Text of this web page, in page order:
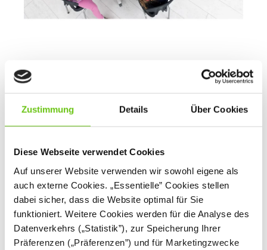
Zustimmung Details Über Cookies
Diese Webseite verwendet Cookies
Auf unserer Website verwenden wir sowohl eigene als
auch externe Cookies. „Essentielle” Cookies stellen
dabei sicher, dass die Website optimal für Sie
funktioniert. Weitere Cookies werden für die Analyse des
Datenverkehrs („Statistik”), zur Speicherung Ihrer
Präferenzen („Präferenzen”) und für Marketingzwecke
Flechtarbeiten und Flechtstreifen für
Kinder
Möglichkeiten bieten. Sie fördern die Fantasie, wirken sich
feinmotorischen Fähigkeiten. Außerdem helfen sie dabei,
Geschmack und ein individuelles Verständnis von Kunst zu
formen. Es gibt viele kreative Spiel- und Bastelformen, an
denen nicht nur Kindergartenkinder und Schüler, sondern
sogar Kinder im Krippenalter teilnehmen können.
Flechtarbeiten – dekorative Elemente mit
vielseitigen Einsatzmöglichkeiten